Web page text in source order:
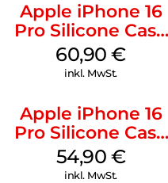
Apple iPhone 16
Pro Silicone Case
MagSafe Stone
Gray
60,90€
inkl. MwSt.
Apple iPhone 16
Pro Silicone Case
MagSafe Black
54,90 €
inkl. MwSt.